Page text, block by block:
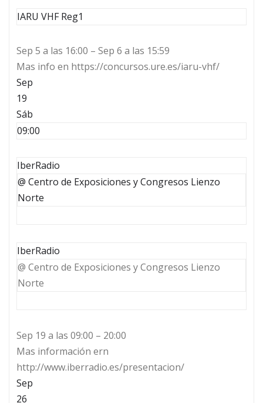
IARU VHF Reg1
Sep 5 a las 16:00 – Sep 6 a las 15:59
Mas info en https://concursos.ure.es/iaru-vhf/
Sep
19
Sáb
09:00
IberRadio
@ Centro de Exposiciones y Congresos Lienzo
Norte
IberRadio
@ Centro de Exposiciones y Congresos Lienzo
Norte
Sep 19 a las 09:00 – 20:00
Mas información ern
http://www.iberradio.es/presentacion/
Sep
26